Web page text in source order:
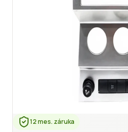
12 mes. záruka